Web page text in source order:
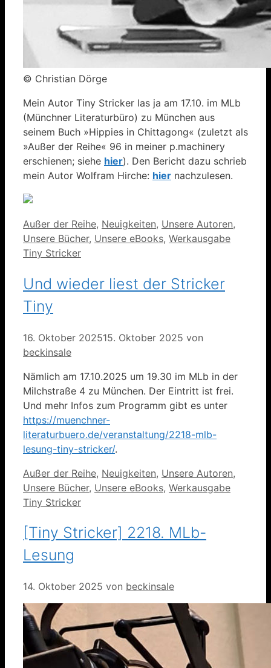
© Christian Dörge
Mein Autor Tiny Stricker las ja am 17.10. im MLb
(Münchner Literaturbüro) zu München aus
seinem Buch »Hippies in Chittagong« (zuletzt als
»Außer der Reihe« 96 in meiner p.machinery
erschienen; siehe hier). Den Bericht dazu schrieb
mein Autor Wolfram Hirche: hier nachzulesen.
Kategorien
Außer der Reihe, Neuigkeiten, Unsere Autoren,
Unsere Bücher, Unsere eBooks, Werkausgabe
Tiny Stricker
Und wieder liest der Stricker
Tiny
16. Oktober 202515. Oktober 2025 von
beckinsale
Nämlich am 17.10.2025 um 19.30 im MLb in der
Milchstraße 4 zu München. Der Eintritt ist frei.
Und mehr Infos zum Programm gibt es unter
https://muenchner-
literaturbuero.de/veranstaltung/2218-mlb-
lesung-tiny-stricker/.
Kategorien
Außer der Reihe, Neuigkeiten, Unsere Autoren,
Unsere Bücher, Unsere eBooks, Werkausgabe
Tiny Stricker
[Tiny Stricker] 2218. MLb-
Lesung
14. Oktober 2025 von beckinsale